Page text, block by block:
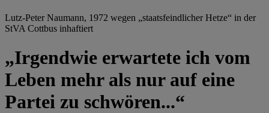
Lutz-Peter Naumann, 1972 wegen „staatsfeindlicher Hetze“ in der
StVA Cottbus inhaftiert
„Irgendwie erwartete ich vom
Leben mehr als nur auf eine
Partei zu schwören...“